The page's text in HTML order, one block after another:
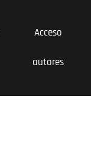
Acceso
autores